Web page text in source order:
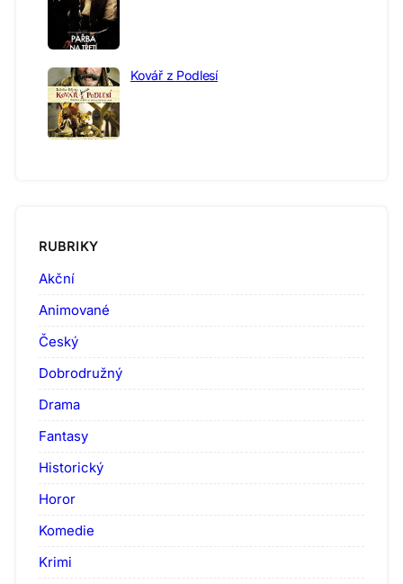
Kovář z Podlesí
RUBRIKY
Akční
Animované
Český
Dobrodružný
Drama
Fantasy
Historický
Horor
Komedie
Krimi